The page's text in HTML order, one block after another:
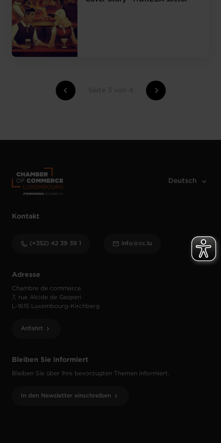
Seite 3 von 4
Bleiben Sie informiert
Bleiben Sie über Ihre bevorzugten Themen informiert.
In den Newsletter einschreiben
Adresse
Chambre de commerce
7, rue Alcide de Gasperi
L-1615 Luxembourg-Kirchberg
Anfahrt
Kontakt
(+352) 42 39 39 1 info@cc.lu